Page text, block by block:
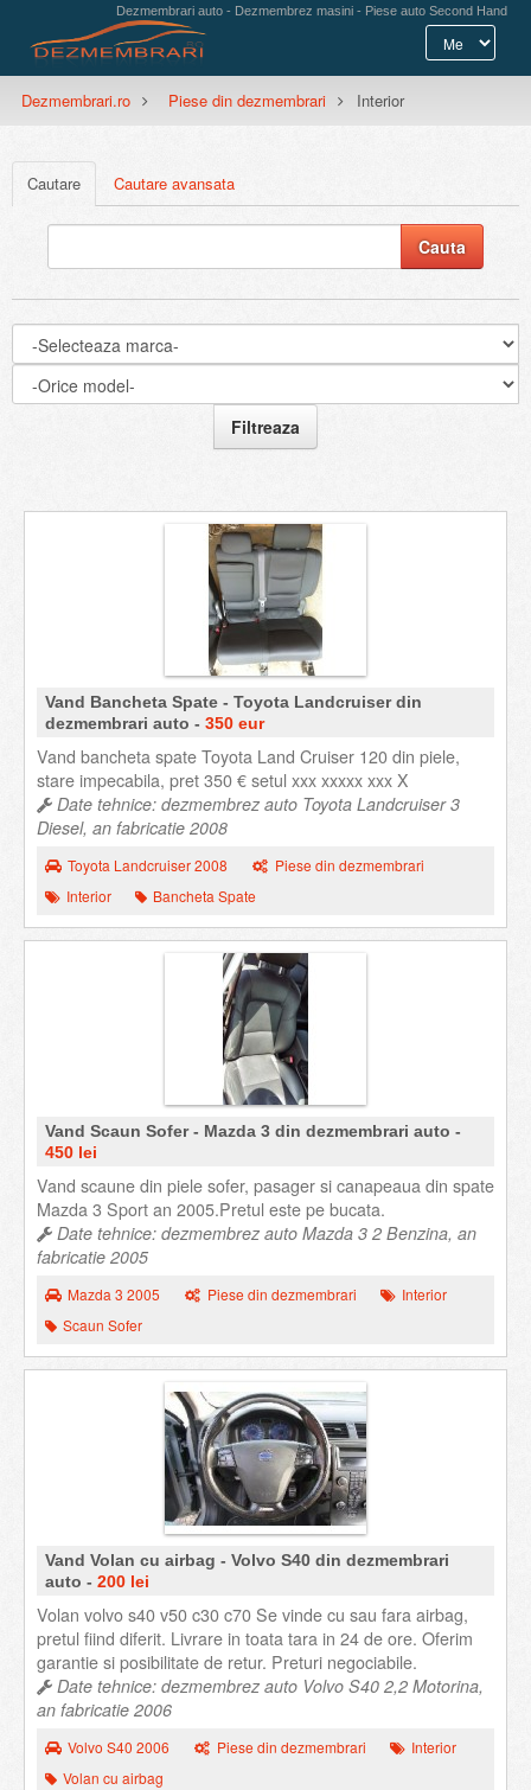
Dezmembrari auto - Dezmembrez masini - Piese auto Second Hand
Dezmembrari.ro Piese din dezmembrari Interior
Cautare Cautare avansata
Vand Bancheta Spate - Toyota Landcruiser din
dezmembrari auto - 350 eur
Vand bancheta spate Toyota Land Cruiser 120 din piele,
stare impecabila, pret 350 € setul xxx xxxxx xxx X
Date tehnice: dezmembrez auto Toyota Landcruiser 3
Diesel, an fabricatie 2008
Toyota Landcruiser 2008
Piese din dezmembrari
Interior
Bancheta Spate
Vand Scaun Sofer - Mazda 3 din dezmembrari auto -
450 lei
Vand scaune din piele sofer, pasager si canapeaua din spate
Mazda 3 Sport an 2005.Pretul este pe bucata.
Date tehnice: dezmembrez auto Mazda 3 2 Benzina, an
fabricatie 2005
Mazda 3 2005 Piese din dezmembrari
Interior
Scaun Sofer
Vand Volan cu airbag - Volvo S40 din dezmembrari
auto - 200 lei
Volan volvo s40 v50 c30 c70 Se vinde cu sau fara airbag,
pretul fiind diferit. Livrare in toata tara in 24 de ore. Oferim
garantie si posibilitate de retur. Preturi negociabile.
Date tehnice: dezmembrez auto Volvo S40 2,2 Motorina,
an fabricatie 2006
Volvo S40 2006 Piese din dezmembrari
Interior
Volan cu airbag